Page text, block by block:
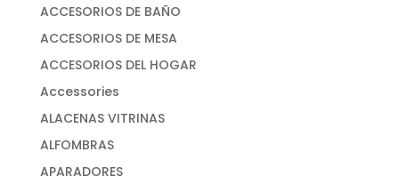
ACCESORIOS DE BAÑO
ACCESORIOS DE MESA
ACCESORIOS DEL HOGAR
Accessories
ALACENAS VITRINAS
ALFOMBRAS
APARADORES